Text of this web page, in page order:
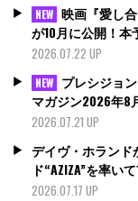
NEW 映画『愛し
が10月に公開！
2026.07.22 UP
NEW プレシジョ
マガジン2026年8
2026.07.21 UP
デイヴ・ホラン
ド“AZIZA”を率い
2026.07.17 UP